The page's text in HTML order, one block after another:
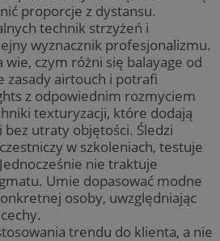
proporcje z dystansu.
technik strzyżeń i
wyznacznik profesjonalizmu.
wie, czym różni się balayage od
zasady airtouch i potrafi
z odpowiednim rozmyciem
texturyzacji, które dodają
utraty objętości. Śledzi
w szkoleniach, testuje
nie traktuje
Umie dopasować modne
osoby, uwzględniając
trendu do klienta, a nie